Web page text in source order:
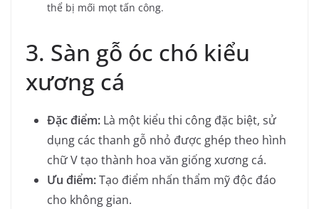
thể bị mối mọt tấn công.
3. Sàn gỗ óc chó kiểu
xương cá
Đặc điểm: Là một kiểu thi công đặc biệt, sử
dụng các thanh gỗ nhỏ được ghép theo hình
chữ V tạo thành hoa văn giống xương cá.
Ưu điểm:Tạo điểm nhấn thẩm mỹ độc đáo
cho không gian.